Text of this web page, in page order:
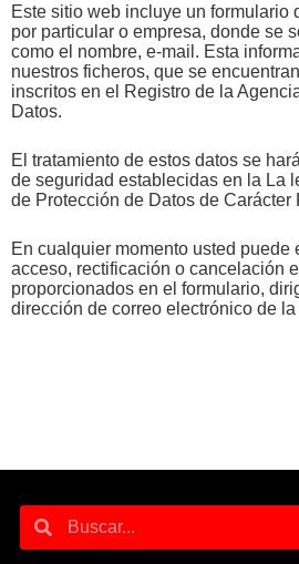
Este sitio web incluye un formulario
por particular o empresa, donde se
como el nombre, e-mail. Esta
nuestros ficheros, que se
inscritos en el Registro de la
Datos.
El tratamiento de estos datos se
de seguridad establecidas en la La
de Protección de Datos de Carácter
En cualquier momento usted puede
acceso, rectificación o cancelación
proporcionados en el formulario,
dirección de correo electrónico de la